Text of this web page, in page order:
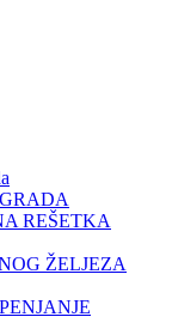
REŠETKA
ŽELJEZA